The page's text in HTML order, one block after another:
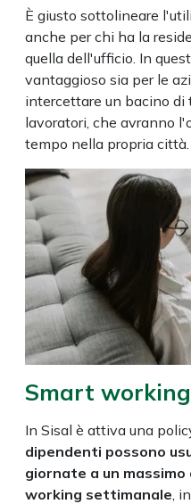
È giusto sottolineare
anche per chi ha la
quella dell'ufficio. In
vantaggioso sia per le
intercettare un bacino di
lavoratori, che avranno
tempo nella propria città.
Smart
In Sisal è attiva una
dipendenti possono
giornate a un
working settimanale ,